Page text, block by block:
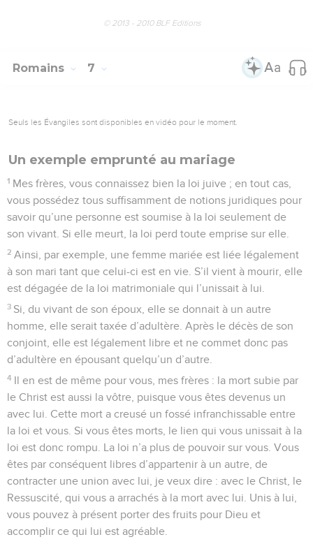
© 2013 - 2010 BLF Editions
Romains 7
Seuls les Évangiles sont disponibles en vidéo pour le moment.
Un exemple emprunté au mariage
1 Mes frères, vous connaissez bien la loi juive ; en tout cas,
vous possédez tous suffisamment de notions juridiques pour
savoir qu’une personne est soumise à la loi seulement de
son vivant. Si elle meurt, la loi perd toute emprise sur elle.
2 Ainsi, par exemple, une femme mariée est liée légalement
à son mari tant que celui-ci est en vie. S’il vient à mourir, elle
est dégagée de la loi matrimoniale qui l’unissait à lui.
3 Si, du vivant de son époux, elle se donnait à un autre
homme, elle serait taxée d’adultère. Après le décès de son
conjoint, elle est légalement libre et ne commet donc pas
d’adultère en épousant quelqu’un d’autre.
4 Il en est de même pour vous, mes frères : la mort subie par
le Christ est aussi la vôtre, puisque vous êtes devenus un
avec lui. Cette mort a creusé un fossé infranchissable entre
la loi et vous. Si vous êtes morts, le lien qui vous unissait à la
loi est donc rompu. La loi n’a plus de pouvoir sur vous. Vous
êtes par conséquent libres d’appartenir à un autre, de
contracter une union avec lui, je veux dire : avec le Christ, le
Ressuscité, qui vous a arrachés à la mort avec lui. Unis à lui,
vous pouvez à présent porter des fruits pour Dieu et
accomplir ce qui lui est agréable.